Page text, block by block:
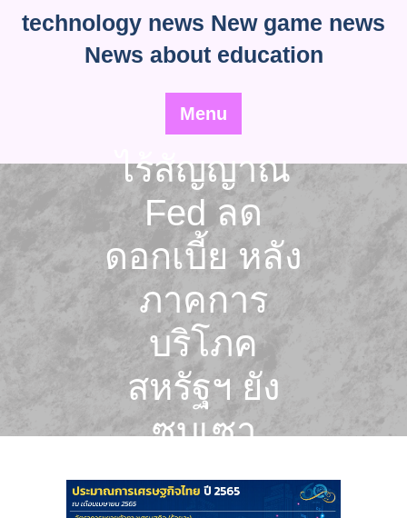
technology news New game news
News about education
Menu
ไร้สัญญาณ
Fed ลด
ดอกเบี้ย หลัง
ภาคการ
บริโภค
สหรัฐฯ ยัง
ซบเซา